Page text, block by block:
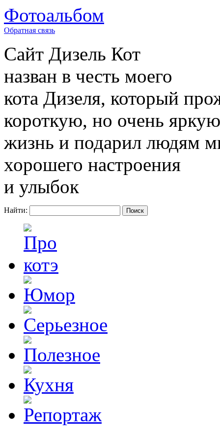
Фотоальбом
Обратная связь
Сайт Дизель Кот
назван в честь моего
кота Дизеля, который
короткую, но очень яркую
жизнь и подарил людям
хорошего настроения
и улыбок
Найти: